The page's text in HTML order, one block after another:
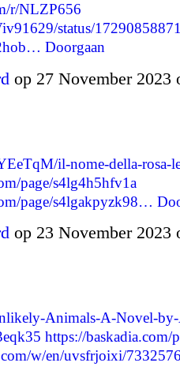
r/NLZP656
status/
Doorgaan
op 27 November
il-nome-della-rosa-
page/s4lg4h5hfv1a
page/s4lgakpyzk98…
op 23 November
Animals-A-Novel-
https://baskadia.com/
w/en/uvsfrjoixi/